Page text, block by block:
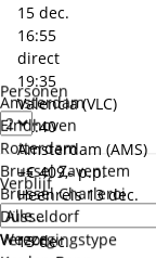
Personen
Verblijf
Verzorgingstype
Amsterdam
Eindhoven
Rotterdam
Brussel Zaventem
Brussel Charleroi
Düsseldorf
Weeze
15 dec.
16:55
direct
19:35
Valencia (VLC)
02:40
Amsterdam (AMS)
+€ 409,- p.p.
Heenreis 13 dec.
13 dec.